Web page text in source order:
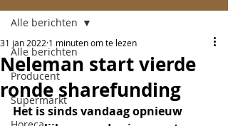
Alle berichten
Producent
Supermarkt
Alle berichten
Neleman start vierde
ronde sharefunding
31 jan 2022 1 minuten om te lezen
Het is sinds vandaag opnieuw